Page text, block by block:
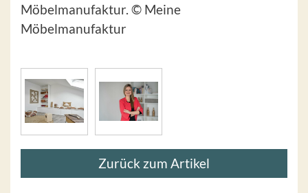
Möbelmanufaktur. © Meine
Möbelmanufaktur
Zurück zum Artikel